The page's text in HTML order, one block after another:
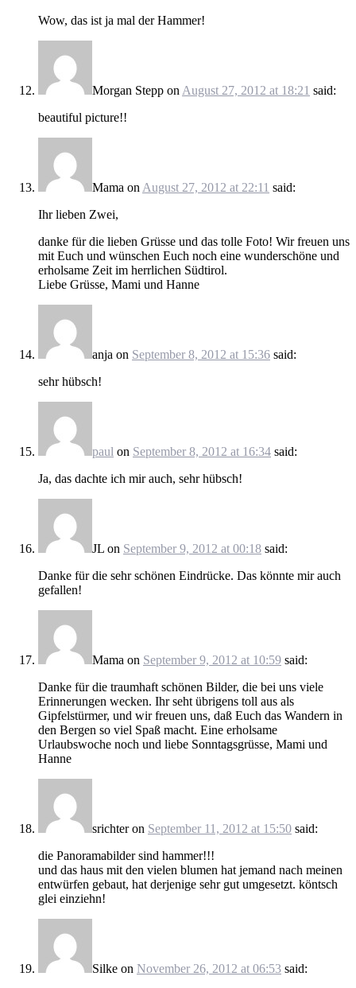
Wow, das ist ja mal der Hammer!
Morgan Stepp on August 27, 2012 at 18:21 said:
beautiful picture!!
Mama on August 27, 2012 at 22:11 said:
Ihr lieben Zwei,
danke für die lieben Grüsse und das tolle Foto! Wir freuen uns
mit Euch und wünschen Euch noch eine wunderschöne und
erholsame Zeit im herrlichen Südtirol.
Liebe Grüsse, Mami und Hanne
anja on September 8, 2012 at 15:36 said:
sehr hübsch!
paul on September 8, 2012 at 16:34 said:
Ja, das dachte ich mir auch, sehr hübsch!
JL on September 9, 2012 at 00:18 said:
Danke für die sehr schönen Eindrücke. Das könnte mir auch
gefallen!
Mama on September 9, 2012 at 10:59 said:
Danke für die traumhaft schönen Bilder, die bei uns viele
Erinnerungen wecken. Ihr seht übrigens toll aus als
Gipfelstürmer, und wir freuen uns, daß Euch das Wandern in
den Bergen so viel Spaß macht. Eine erholsame
Urlaubswoche noch und liebe Sonntagsgrüsse, Mami und
Hanne
srichteron September 11, 2012 at 15:50 said:
die Panoramabilder sind hammer!!!
und das haus mit den vielen blumen hat jemand nach meinen
entwürfen gebaut, hat derjenige sehr gut umgesetzt. köntsch
glei einziehn!
Silke on November 26, 2012 at 06:53 said: